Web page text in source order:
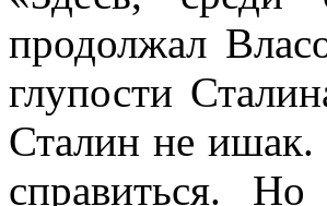
продолжал
глупости
Сталин не
справиться.